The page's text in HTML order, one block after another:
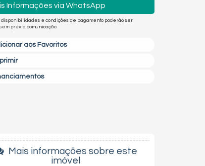
Informações via WhatsApp
disponibilidades e condições de pagamento poderão ser
prévia comunicação.
aos Favoritos
Mais informações sobre este
imóvel